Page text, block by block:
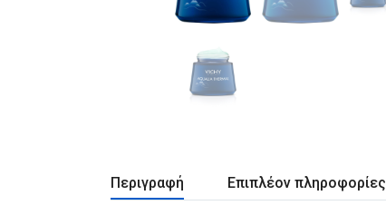
Περιγραφή Επιπλέον πληροφορίες